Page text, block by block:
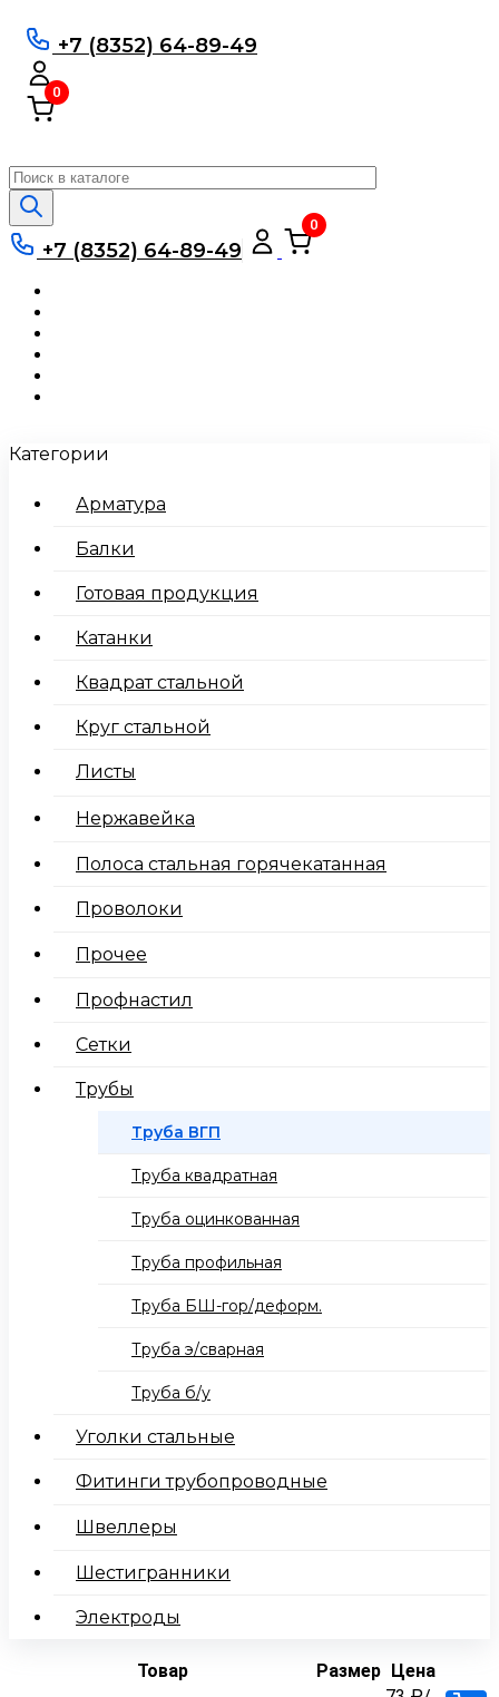
content
+7 (8352) 64-89-49
0
+7 (8352) 64-89-49
0
Категории
Арматура
Балки
Готовая продукция
Катанки
Квадрат стальной
Круг стальной
Листы
Нержавейка
Полоса стальная горячекатанная
Проволоки
Прочее
Профнастил
Сетки
Трубы
Труба ВГП
Труба квадратная
Труба оцинкованная
Труба профильная
Труба БШ-гор/деформ.
Труба э/сварная
Труба б/у
Уголки стальные
Фитинги трубопроводные
Швеллеры
Шестигранники
Электроды
Товар Размер Цена
Длина
Толщина
Применить